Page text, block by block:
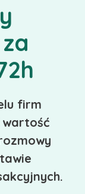
firm